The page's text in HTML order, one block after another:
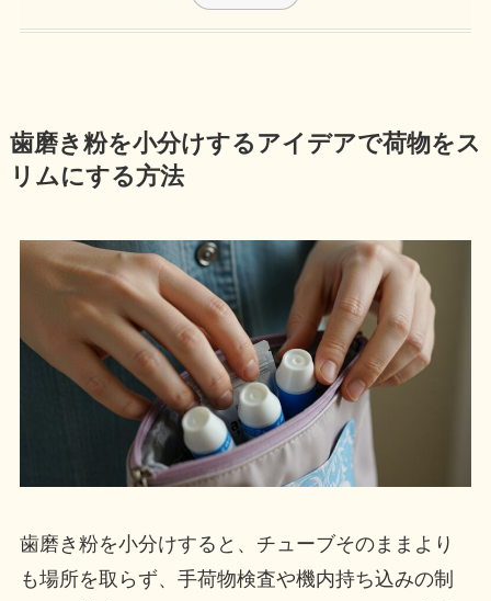
歯磨き粉を小分けするアイデアで荷物をス
リムにする方法
歯磨き粉を小分けすると、チューブそのままより
も場所を取らず、手荷物検査や機内持ち込みの制